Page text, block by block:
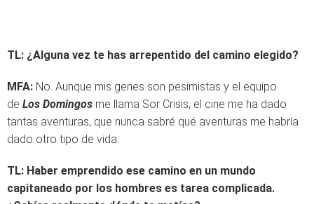
TL: ¿Alguna vez te has arrepentido del camino elegido?
MFA: No. Aunque mis genes son pesimistas y el equipo
de Los Domingos me llama Sor Crisis, el cine me ha dado
tantas aventuras, que nunca sabré qué aventuras me habría
dado otro tipo de vida.
TL: Haber emprendido ese camino en un mundo
capitaneado por los hombres es tarea complicada.